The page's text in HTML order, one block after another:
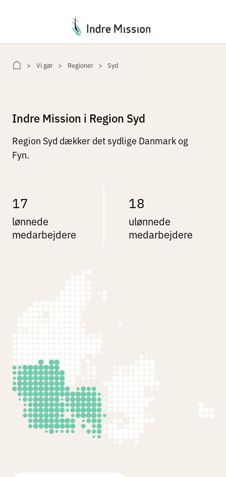
Vi gør Regioner Syd
Indre Mission i Region Syd
Region Syd dækker det sydlige Danmark og
Fyn.
17
lønnede
medarbejdere
18
ulønnede
medarbejdere